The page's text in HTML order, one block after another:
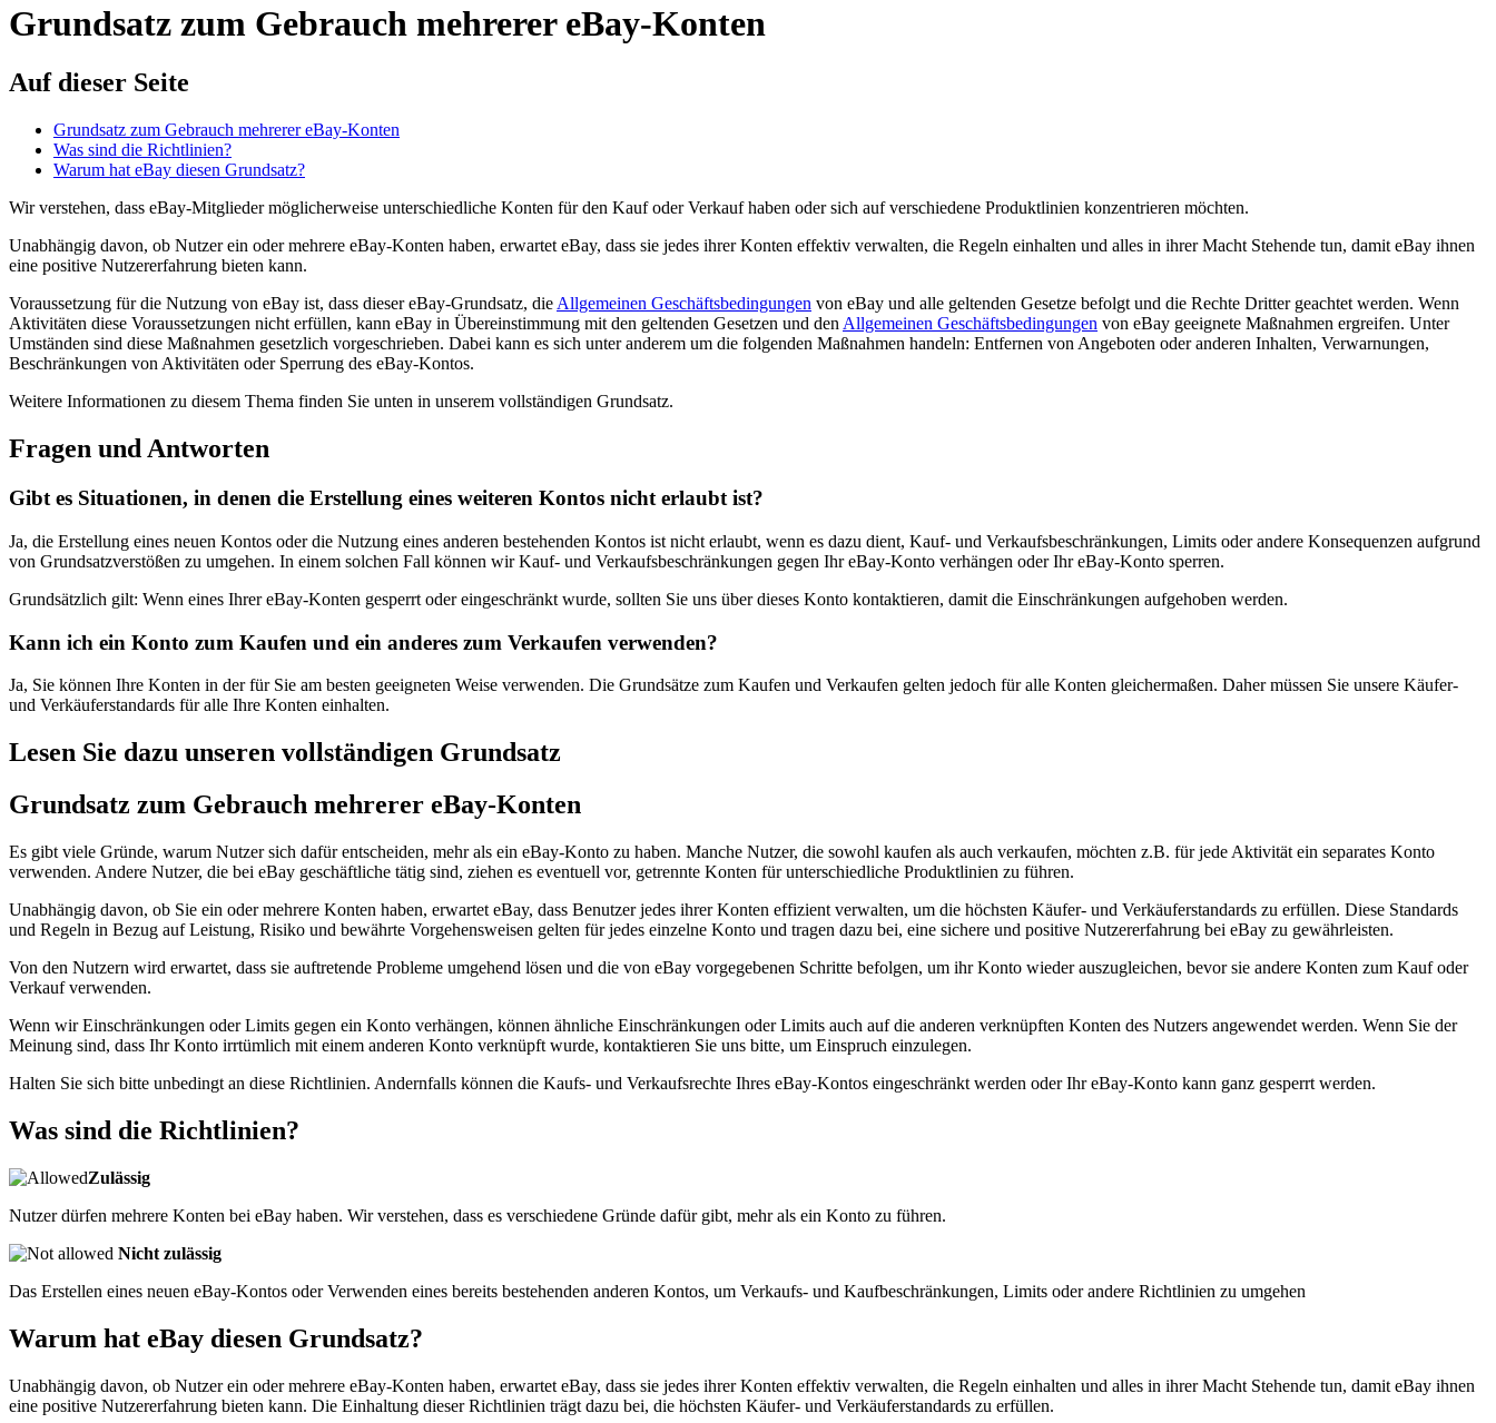
Grundsatz zum Gebrauch mehrerer eBay-Konten
Auf dieser Seite
Grundsatz zum Gebrauch mehrerer eBay-Konten
Was sind die Richtlinien?
Warum hat eBay diesen Grundsatz?
Wir verstehen, dass eBay-Mitglieder möglicherweise unterschiedliche Konten für den Kauf oder Verkauf haben oder sich auf verschiedene Produktlinien konzentrieren möchten.
Unabhängig davon, ob Nutzer ein oder mehrere eBay-Konten haben, erwartet eBay, dass sie jedes ihrer Konten effektiv verwalten, die Regeln einhalten und alles in ihrer Macht Stehende tun, damit eBay ihnen
eine positive Nutzererfahrung bieten kann.
Voraussetzung für die Nutzung von eBay ist, dass dieser eBay-Grundsatz, die Allgemeinen Geschäftsbedingungen von eBay und alle geltenden Gesetze befolgt und die Rechte Dritter geachtet werden. Wenn
Aktivitäten diese Voraussetzungen nicht erfüllen, kann eBay in Übereinstimmung mit den geltenden Gesetzen und den Allgemeinen Geschäftsbedingungen von eBay geeignete Maßnahmen ergreifen. Unter
Umständen sind diese Maßnahmen gesetzlich vorgeschrieben. Dabei kann es sich unter anderem um die folgenden Maßnahmen handeln: Entfernen von Angeboten oder anderen Inhalten, Verwarnungen,
Beschränkungen von Aktivitäten oder Sperrung des eBay-Kontos.
Weitere Informationen zu diesem Thema finden Sie unten in unserem vollständigen Grundsatz.
Fragen und Antworten
Gibt es Situationen, in denen die Erstellung eines weiteren Kontos nicht erlaubt ist?
Ja, die Erstellung eines neuen Kontos oder die Nutzung eines anderen bestehenden Kontos ist nicht erlaubt, wenn es dazu dient, Kauf- und Verkaufsbeschränkungen, Limits oder andere Konsequenzen aufgrund
von Grundsatzverstößen zu umgehen. In einem solchen Fall können wir Kauf- und Verkaufsbeschränkungen gegen Ihr eBay-Konto verhängen oder Ihr eBay-Konto sperren.
Grundsätzlich gilt: Wenn eines Ihrer eBay-Konten gesperrt oder eingeschränkt wurde, sollten Sie uns über dieses Konto kontaktieren, damit die Einschränkungen aufgehoben werden.
Kann ich ein Konto zum Kaufen und ein anderes zum Verkaufen verwenden?
Ja, Sie können Ihre Konten in der für Sie am besten geeigneten Weise verwenden. Die Grundsätze zum Kaufen und Verkaufen gelten jedoch für alle Konten gleichermaßen. Daher müssen Sie unsere Käufer-
und Verkäuferstandards für alle Ihre Konten einhalten.
Lesen Sie dazu unseren vollständigen Grundsatz
Grundsatz zum Gebrauch mehrerer eBay-Konten
Es gibt viele Gründe, warum Nutzer sich dafür entscheiden, mehr als ein eBay-Konto zu haben. Manche Nutzer, die sowohl kaufen als auch verkaufen, möchten z.B. für jede Aktivität ein separates Konto
verwenden. Andere Nutzer, die bei eBay geschäftliche tätig sind, ziehen es eventuell vor, getrennte Konten für unterschiedliche Produktlinien zu führen.
Unabhängig davon, ob Sie ein oder mehrere Konten haben, erwartet eBay, dass Benutzer jedes ihrer Konten effizient verwalten, um die höchsten Käufer- und Verkäuferstandards zu erfüllen. Diese Standards
und Regeln in Bezug auf Leistung, Risiko und bewährte Vorgehensweisen gelten für jedes einzelne Konto und tragen dazu bei, eine sichere und positive Nutzererfahrung bei eBay zu gewährleisten.
Von den Nutzern wird erwartet, dass sie auftretende Probleme umgehend lösen und die von eBay vorgegebenen Schritte befolgen, um ihr Konto wieder auszugleichen, bevor sie andere Konten zum Kauf oder
Verkauf verwenden.
Wenn wir Einschränkungen oder Limits gegen ein Konto verhängen, können ähnliche Einschränkungen oder Limits auch auf die anderen verknüpften Konten des Nutzers angewendet werden. Wenn Sie der
Meinung sind, dass Ihr Konto irrtümlich mit einem anderen Konto verknüpft wurde, kontaktieren Sie uns bitte, um Einspruch einzulegen.
Halten Sie sich bitte unbedingt an diese Richtlinien. Andernfalls können die Kaufs- und Verkaufsrechte Ihres eBay-Kontos eingeschränkt werden oder Ihr eBay-Konto kann ganz gesperrt werden.
Was sind die Richtlinien?
Zulässig
Nutzer dürfen mehrere Konten bei eBay haben. Wir verstehen, dass es verschiedene Gründe dafür gibt, mehr als ein Konto zu führen.
Nicht zulässig
Das Erstellen eines neuen eBay-Kontos oder Verwenden eines bereits bestehenden anderen Kontos, um Verkaufs- und Kaufbeschränkungen, Limits oder andere Richtlinien zu umgehen
Warum hat eBay diesen Grundsatz?
Unabhängig davon, ob Nutzer ein oder mehrere eBay-Konten haben, erwartet eBay, dass sie jedes ihrer Konten effektiv verwalten, die Regeln einhalten und alles in ihrer Macht Stehende tun, damit eBay ihnen
eine positive Nutzererfahrung bieten kann. Die Einhaltung dieser Richtlinien trägt dazu bei, die höchsten Käufer- und Verkäuferstandards zu erfüllen.